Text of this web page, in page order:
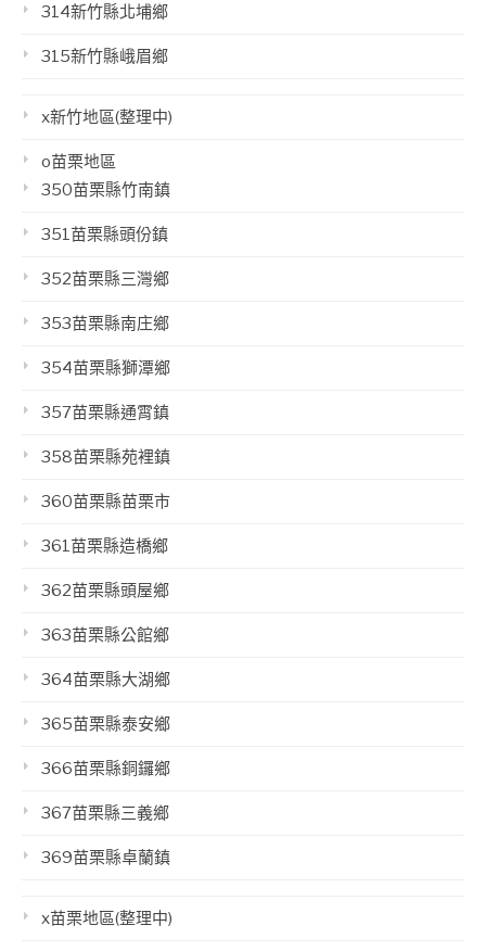
314新竹縣北埔鄉
315新竹縣峨眉鄉
x新竹地區(整理中)
o苗栗地區
350苗栗縣竹南鎮
351苗栗縣頭份鎮
352苗栗縣三灣鄉
353苗栗縣南庄鄉
354苗栗縣獅潭鄉
357苗栗縣通霄鎮
358苗栗縣苑裡鎮
360苗栗縣苗栗市
361苗栗縣造橋鄉
362苗栗縣頭屋鄉
363苗栗縣公館鄉
364苗栗縣大湖鄉
365苗栗縣泰安鄉
366苗栗縣銅鑼鄉
367苗栗縣三義鄉
369苗栗縣卓蘭鎮
x苗栗地區(整理中)